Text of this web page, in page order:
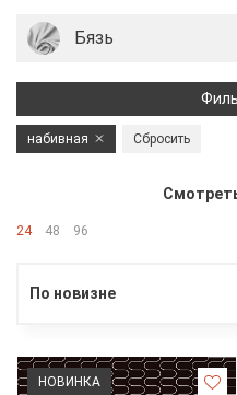
Бязь
набивная Сбросить
24 48 96
По новизне
НОВИНКА